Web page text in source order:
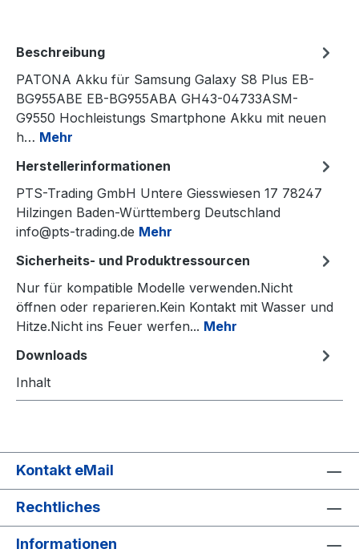
Beschreibung
PATONA Akku für Samsung Galaxy S8 Plus EB-
BG955ABE EB-BG955ABA GH43-04733ASM-
G9550 Hochleistungs Smartphone Akku mit neuen
h… Mehr
Herstellerinformationen
PTS-Trading GmbH Untere Giesswiesen 17 78247
Hilzingen Baden-Württemberg Deutschland
info@pts-trading.de Mehr
Sicherheits- und Produktressourcen
Nur für kompatible Modelle verwenden.Nicht
öffnen oder reparieren.Kein Kontakt mit Wasser und
Hitze.Nicht ins Feuer werfen... Mehr
Downloads
Inhalt
Kontakt eMail
Rechtliches
Informationen